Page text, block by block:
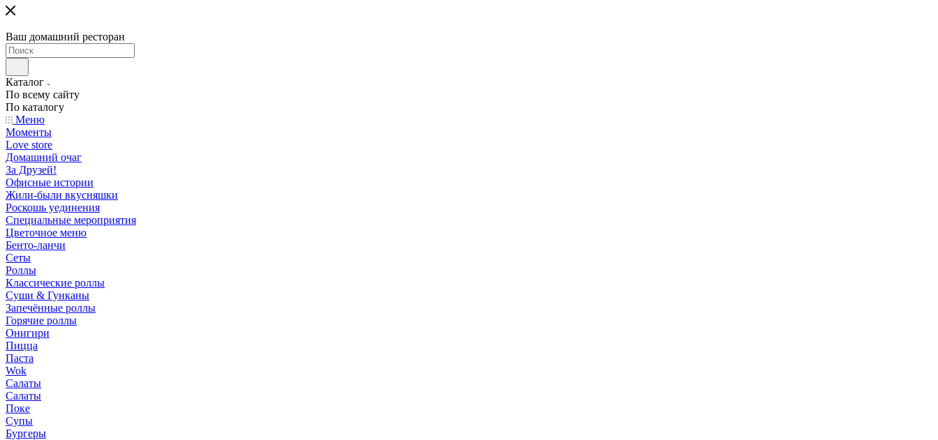
Ваш домашний ресторан
Каталог
По всему сайту
По каталогу
Меню
Моменты
Love store
Домашний очаг
За Друзей!
Офисные истории
Жили-были вкусняшки
Роскошь уединения
Специальные мероприятия
Цветочное меню
Бенто-ланчи
Сеты
Роллы
Классические роллы
Суши & Гунканы
Запечённые роллы
Горячие роллы
Онигири
Пицца
Паста
Wok
Салаты
Салаты
Поке
Супы
Бургеры